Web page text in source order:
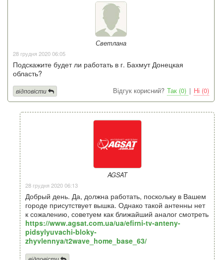
Светлана
28 грудня 2020 06:05
Подскажите будет ли работать в г. Бахмут Донецкая
область?
Відгук корисний? Так (0) | Ні (0)
відповісти
AGSAT
28 грудня 2020 06:13
Добрый день. Да, должна работать, поскольку в Вашем
городе присутствует вышка. Однако такой антенны нет
к сожалению, советуем как ближайший аналог смотреть
https://www.agsat.com.ua/ua/efirni-tv-anteny-
pidsylyuvachi-bloky-
zhyvlennya/t2wave_home_base_63/